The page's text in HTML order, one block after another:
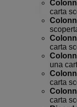
carta
carta
una
carta
carta